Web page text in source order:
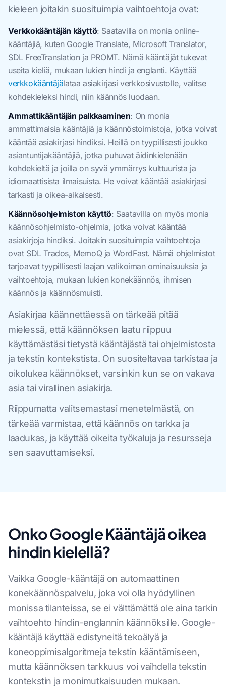
kieleen joitakin suosituimpia vaihtoehtoja ovat:
Verkkokääntäjän käyttö: Saatavilla on monia online-
kääntäjiä, kuten Google Translate, Microsoft Translator,
SDL FreeTranslation ja PROMT. Nämä kääntäjät tukevat
useita kieliä, mukaan lukien hindi ja englanti. Käyttää
verkkokääntäjälataa asiakirjasi verkkosivustolle, valitse
kohdekieleksi hindi, niin käännös luodaan.
Ammattikääntäjän palkkaaminen: On monia
ammattimaisia kääntäjiä ja käännöstoimistoja, jotka voivat
kääntää asiakirjasi hindiksi. Heillä on tyypillisesti joukko
asiantuntijakääntäjiä, jotka puhuvat äidinkielenään
kohdekieltä ja joilla on syvä ymmärrys kulttuurista ja
idiomaattisista ilmaisuista. He voivat kääntää asiakirjasi
tarkasti ja oikea-aikaisesti.
Käännösohjelmiston käyttö: Saatavilla on myös monia
käännösohjelmisto-ohjelmia, jotka voivat kääntää
asiakirjoja hindiksi. Joitakin suosituimpia vaihtoehtoja
ovat SDL Trados, MemoQ ja WordFast. Nämä ohjelmistot
tarjoavat tyypillisesti laajan valikoiman ominaisuuksia ja
vaihtoehtoja, mukaan lukien konekäännös, ihmisen
käännös ja käännösmuisti.
Asiakirjaa käännettäessä on tärkeää pitää
mielessä, että käännöksen laatu riippuu
käyttämästäsi tietystä kääntäjästä tai ohjelmistosta
ja tekstin kontekstista. On suositeltavaa tarkistaa ja
oikolukea käännökset, varsinkin kun se on vakava
asia tai virallinen asiakirja.
Riippumatta valitsemastasi menetelmästä, on
tärkeää varmistaa, että käännös on tarkka ja
laadukas, ja käyttää oikeita työkaluja ja resursseja
sen saavuttamiseksi.
Onko Google Kääntäjä oikea
hindin kielellä?
Vaikka Google-kääntäjä on automaattinen
konekäännöspalvelu, joka voi olla hyödyllinen
monissa tilanteissa, se ei välttämättä ole aina tarkin
vaihtoehto hindin-englannin käännöksille. Google-
kääntäjä käyttää edistyneitä tekoälyä ja
koneoppimisalgoritmeja tekstin kääntämiseen,
mutta käännöksen tarkkuus voi vaihdella tekstin
kontekstin ja monimutkaisuuden mukaan.